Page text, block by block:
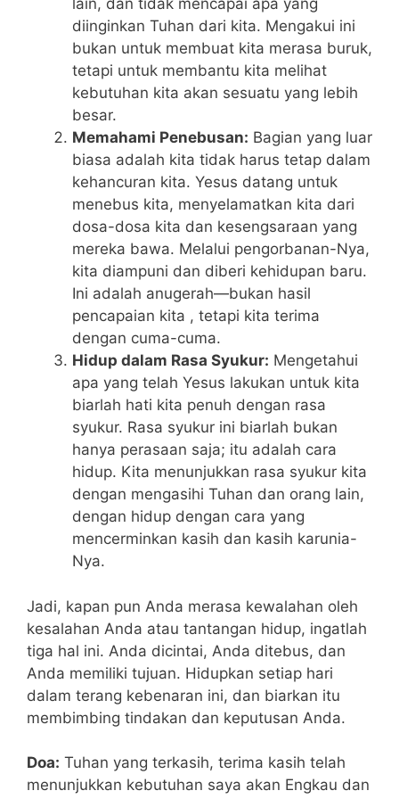
lain, dan tidak mencapai apa yang
diinginkan Tuhan dari kita. Mengakui ini
bukan untuk membuat kita merasa buruk,
tetapi untuk membantu kita melihat
kebutuhan kita akan sesuatu yang lebih
besar.
Memahami Penebusan: Bagian yang luar
biasa adalah kita tidak harus tetap dalam
kehancuran kita. Yesus datang untuk
menebus kita, menyelamatkan kita dari
dosa-dosa kita dan kesengsaraan yang
mereka bawa. Melalui pengorbanan-Nya,
kita diampuni dan diberi kehidupan baru.
Ini adalah anugerah—bukan hasil
pencapaian kita , tetapi kita terima
dengan cuma-cuma.
Hidup dalam Rasa Syukur: Mengetahui
apa yang telah Yesus lakukan untuk kita
biarlah hati kita penuh dengan rasa
syukur. Rasa syukur ini biarlah bukan
hanya perasaan saja; itu adalah cara
hidup. Kita menunjukkan rasa syukur kita
dengan mengasihi Tuhan dan orang lain,
dengan hidup dengan cara yang
mencerminkan kasih dan kasih karunia-
Nya.
Jadi, kapan pun Anda merasa kewalahan oleh
kesalahan Anda atau tantangan hidup, ingatlah
tiga hal ini. Anda dicintai, Anda ditebus, dan
Anda memiliki tujuan. Hidupkan setiap hari
dalam terang kebenaran ini, dan biarkan itu
membimbing tindakan dan keputusan Anda.
Doa: Tuhan yang terkasih, terima kasih telah
menunjukkan kebutuhan saya akan Engkau dan